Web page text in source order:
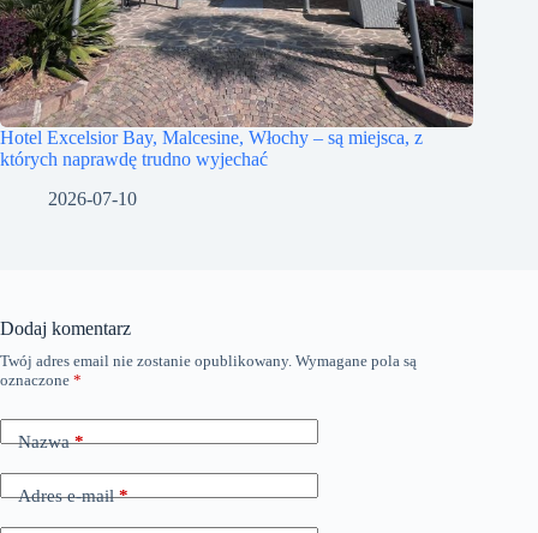
Hotel Excelsior Bay, Malcesine, Włochy – są miejsca, z
których naprawdę trudno wyjechać
2026-07-10
Dodaj komentarz
Twój adres email nie zostanie opublikowany. Wymagane pola są
oznaczone *
Nazwa*
Adres e-mail*
A
l
r
n